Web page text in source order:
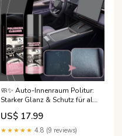
🧼✨ Auto-Innenraum Politur:
Starker Glanz & Schutz für alle
Oberflächen 💪🌟 Einfach
anwenden, natürliche Formel,
100ml – Dein Auto strahlt wie
US$ 17.99
★★★★★ 4.8 (9 reviews)